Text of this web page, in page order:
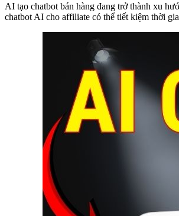
AI tạo chatbot bán hàng đang trở thành xu
chatbot AI cho affiliate có thể tiết kiệm thời